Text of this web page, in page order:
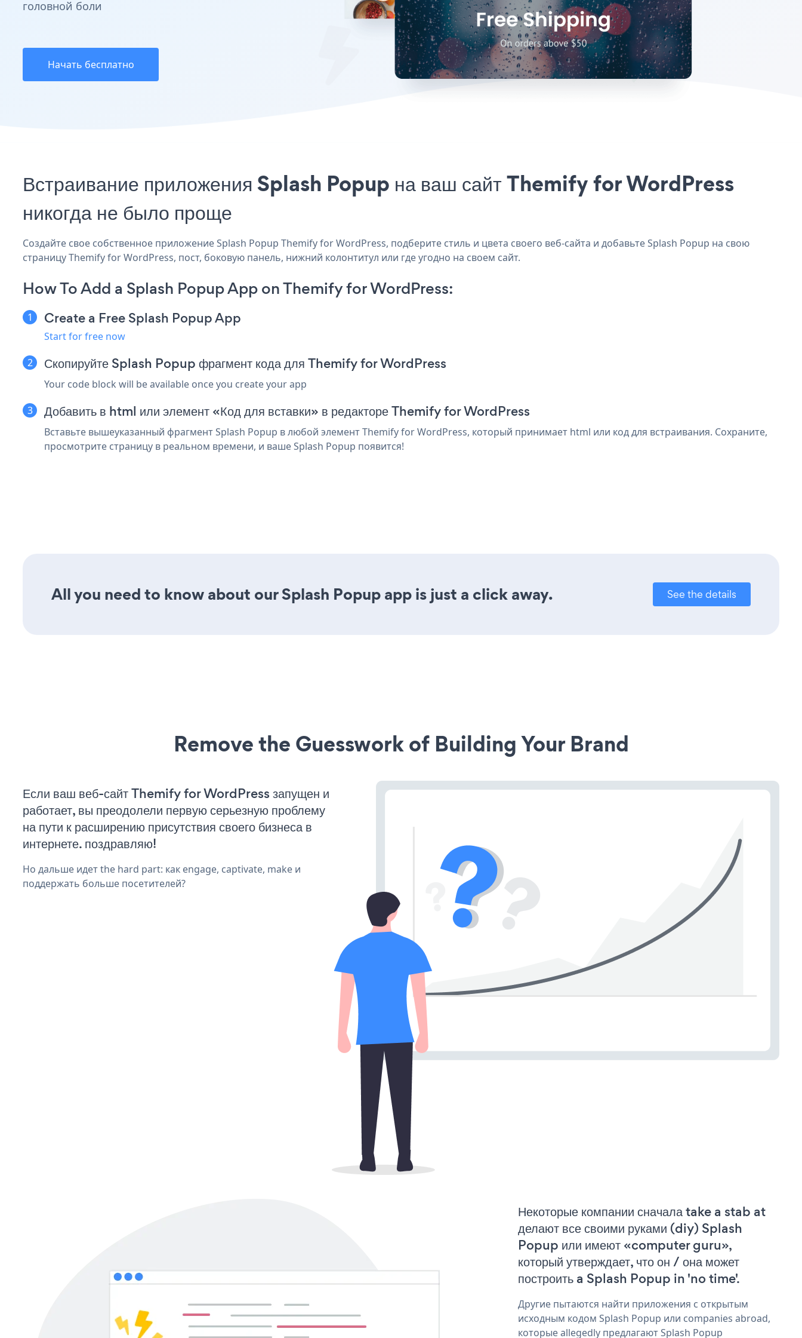
головной боли
Начать бесплатно
Встраивание приложения Splash Popup на ваш сайт Themify for WordPress
никогда не было проще
Создайте свое собственное приложение Splash Popup Themify for WordPress, подберите стиль и цвета своего веб-сайта и добавьте Splash Popup на свою
страницу Themify for WordPress, пост, боковую панель, нижний колонтитул или где угодно на своем сайт.
How To Add a Splash Popup App on Themify for WordPress:
Create a Free Splash Popup App
Start for free now
Скопируйте Splash Popup фрагмент кода для Themify for WordPress
Your code block will be available once you create your app
Добавить в html или элемент «Код для вставки» в редакторе Themify for WordPress
Вставьте вышеуказанный фрагмент Splash Popup в любой элемент Themify for WordPress, который принимает html или код для встраивания. Сохраните,
просмотрите страницу в реальном времени, и ваше Splash Popup появится!
All you need to know about our Splash Popup app is just a click away. See the details
Remove the Guesswork of Building Your Brand
Если ваш веб-сайт Themify for WordPress запущен и
работает, вы преодолели первую серьезную проблему
на пути к расширению присутствия своего бизнеса в
интернете. поздравляю!
Но дальше идет the hard part: как engage, captivate, make и
поддержать больше посетителей?
Некоторые компании сначала take a stab at
делают все своими руками (diy) Splash
Popup или имеют «computer guru»,
который утверждает, что он / она может
построить a Splash Popup in 'no time'.
Другие пытаются найти приложения с открытым
исходным кодом Splash Popup или companies abroad,
которые allegedly предлагают Splash Popup